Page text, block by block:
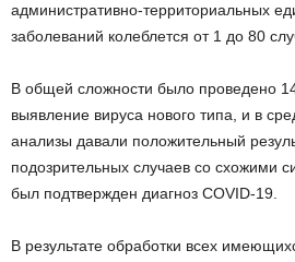
административно-территориальных
заболеваний колеблется от 1 до 80
В общей сложности было проведено
выявление вируса нового типа, и в
анализы давали положительный
подозрительных случаев со схожими
был подтвержден диагноз COVID-19.
В результате обработки всех